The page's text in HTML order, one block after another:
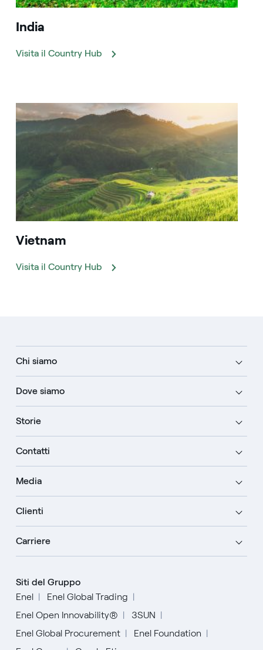
India
Visita il Country Hub
Vietnam
Visita il Country Hub
Chi siamo
Dove siamo
Storie
Contatti
Media
Clienti
Carriere
Siti del Gruppo
Enel
Enel Global Trading
Enel Open Innovability®
3SUN
Enel Global Procurement
Enel Foundation